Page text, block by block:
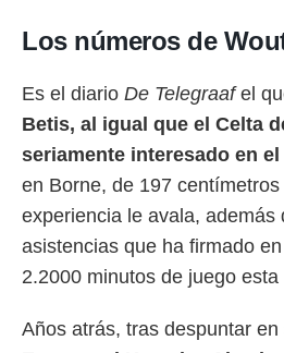
Los números de
Es el diario De Telegraafel
Betis, al igual que el Celta
seriamente interesado en
en Borne, de 197
experiencia le avala, además
asistencias que ha firmado
2.2000 minutos de juego
Años atrás, tras despuntar